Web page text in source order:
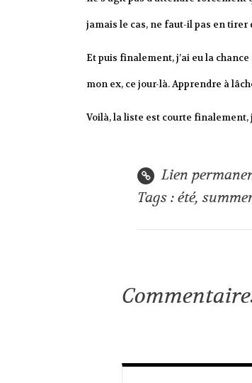
jamais le cas, ne faut-il pas en tirer
Et puis finalement, j’ai eu la
mon ex, ce jour-là. Apprendre à
Voilà, la liste est courte finalement,
Lien
Tags :été,